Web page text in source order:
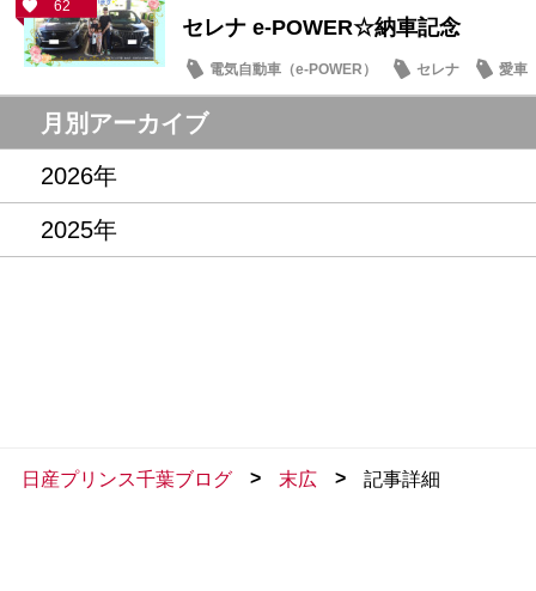
62
セレナ e-POWER☆納車記念
電気自動車（e-POWER） セレナ 愛車
月別アーカイブ
2026年
2025年
日産プリンス千葉ブログ > 末広 > 記事詳細